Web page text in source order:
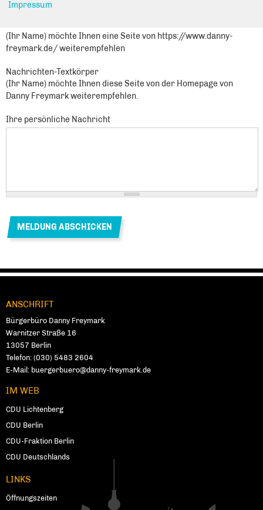
(Ihr Name) möchte Ihnen eine Seite von https://www.danny-
freymark.de/ weiterempfehlen
Nachrichten-Textkörper
(Ihr Name) möchte Ihnen diese Seite von der Homepage von
Danny Freymark weiterempfehlen.
Ihre persönliche Nachricht
Fußbereich
ANSCHRIFT
Bürgerbüro Danny Freymark
Warnitzer Straße 16
13057 Ber­lin
Telefon: (030) 5483 2604
E-Mail: buergerbuero@danny-freymark.de
IM WEB
CDU Lichtenberg
CDU Berlin
CDU-Fraktion Berlin
CDU Deutschlands
LINKS
Öffnungszeiten
Impressum